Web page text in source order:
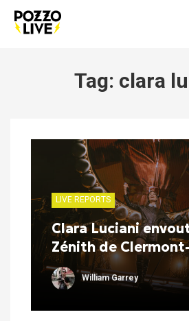
Tag: clara
LIVE REPORTS
Clara Luciani
Zénith de
William Garrey